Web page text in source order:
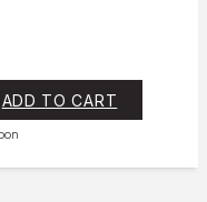
ADD TO CART